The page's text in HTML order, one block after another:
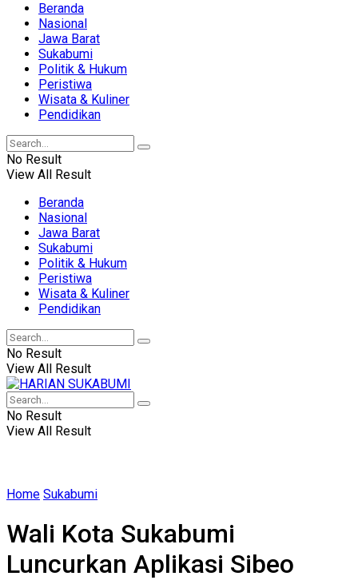
Beranda
Nasional
Jawa Barat
Sukabumi
Politik & Hukum
Peristiwa
Wisata & Kuliner
Pendidikan
No Result
View All Result
Beranda
Nasional
Jawa Barat
Sukabumi
Politik & Hukum
Peristiwa
Wisata & Kuliner
Pendidikan
No Result
View All Result
No Result
View All Result
Home Sukabumi
Wali Kota Sukabumi
Luncurkan Aplikasi Sibeo